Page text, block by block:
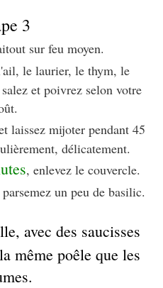
3
sur feu moyen.
le laurier, le thym, le
et poivrez selon votre
laissez mijoter pendant 45
délicatement.
, enlevez le couvercle.
un peu de basilic.
avec des saucisses
même poêle que les